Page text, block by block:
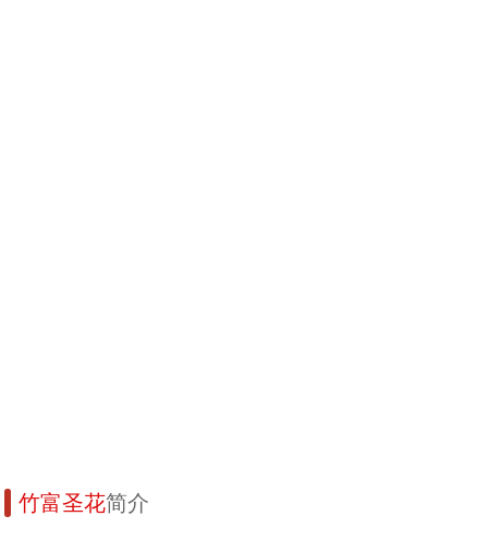
竹富圣花简介